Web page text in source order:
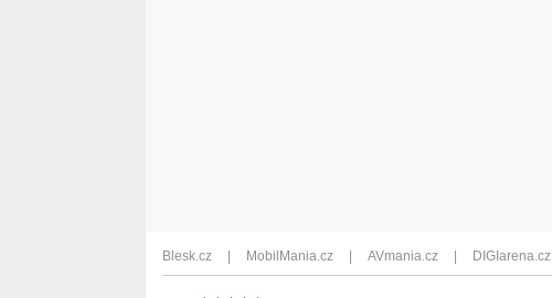
Blesk.cz MobilMania.cz AVmania.cz DIGIarena.cz